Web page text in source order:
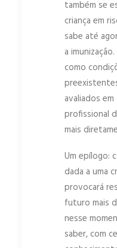
também se
criança em
sabe até
a
como
avaliados
profissional
mais
Um epílogo:
dada a uma
provocará
futuro mais
nesse
saber, com